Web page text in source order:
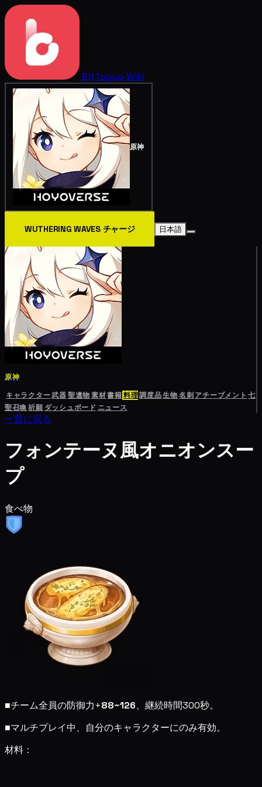
BitTopup Wiki
原神
WUTHERING WAVES チャージ 日本語
原神
キャラクター武器聖遺物素材書籍料理調度品生物名刺 アチーブメント 七
聖召喚祈願 ダッシュボード ニュース
一覧に戻る
フォンテーヌ風オニオンスー
プ
食べ物
■チーム全員の防御力+88~126、継続時間300秒。
■マルチプレイ中、自分のキャラクターにのみ有効。
材料：